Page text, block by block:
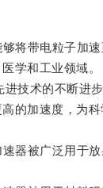
带电粒子加速
学和工业领域。
技术的不断进步
的加速度，为
被广泛用于放